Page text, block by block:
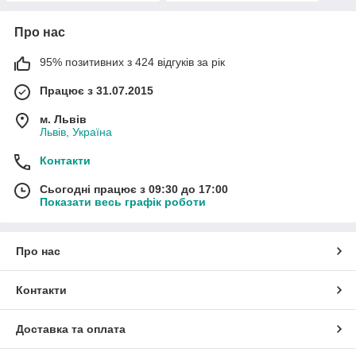
Про нас
95% позитивних з 424 відгуків за рік
Працює з 31.07.2015
м. Львів
Львів, Україна
Контакти
Сьогодні працює з 09:30 до 17:00
Показати весь графік роботи
Про нас
Контакти
Доставка та оплата